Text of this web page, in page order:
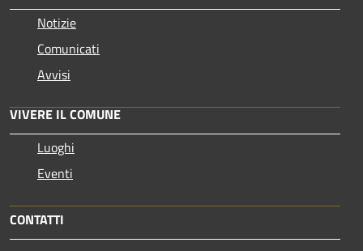
Notizie
Comunicati
Avvisi
VIVERE IL COMUNE
Luoghi
Eventi
CONTATTI